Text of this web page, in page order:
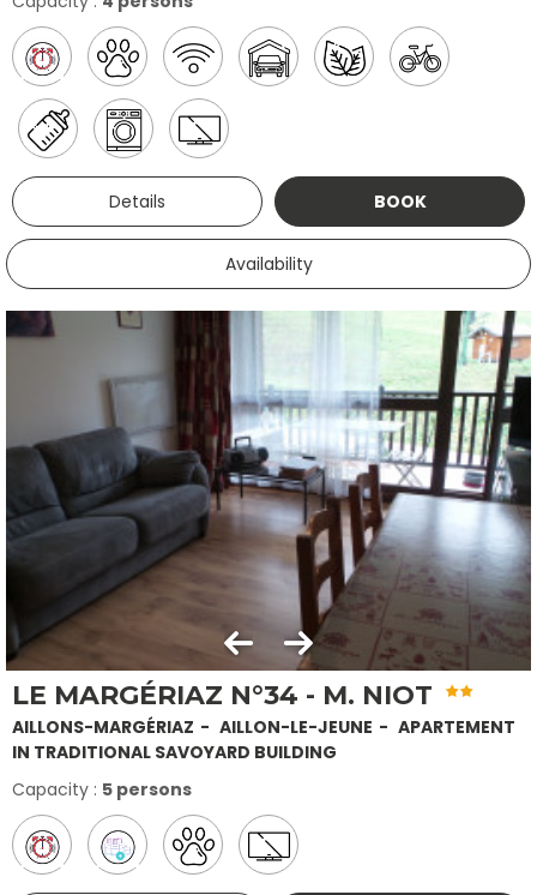
Details BOOK
Availability
LE MARGÉRIAZ N°34 - M. NIOT
AILLONS-MARGÉRIAZ AILLON-LE-JEUNE
APARTEMENT
IN TRADITIONAL SAVOYARD BUILDING
Capacity : 5 persons